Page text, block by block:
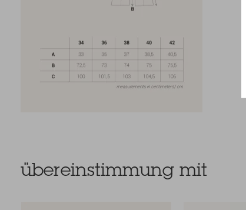
übereinstimmung mit